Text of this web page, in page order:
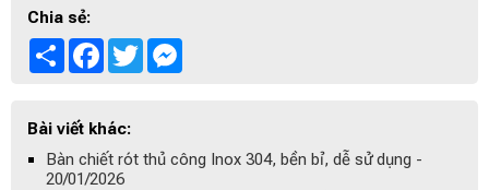
Chia sẻ:
Share Facebook
Twitter
Bài viết khác:
Bàn chiết rót thủ công Inox 304, bền bỉ, dễ sử dụng -
20/01/2026